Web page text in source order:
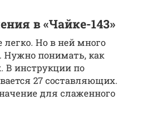
в «Чайке-143»
Но в ней много
Нужно понимать, как
В инструкции по
27 составляющих.
для слаженного